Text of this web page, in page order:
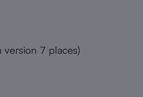
7 places)